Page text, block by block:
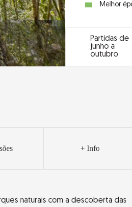
Melhor
Partidas de
junho a
outubro
+ Info
naturais com a descoberta das